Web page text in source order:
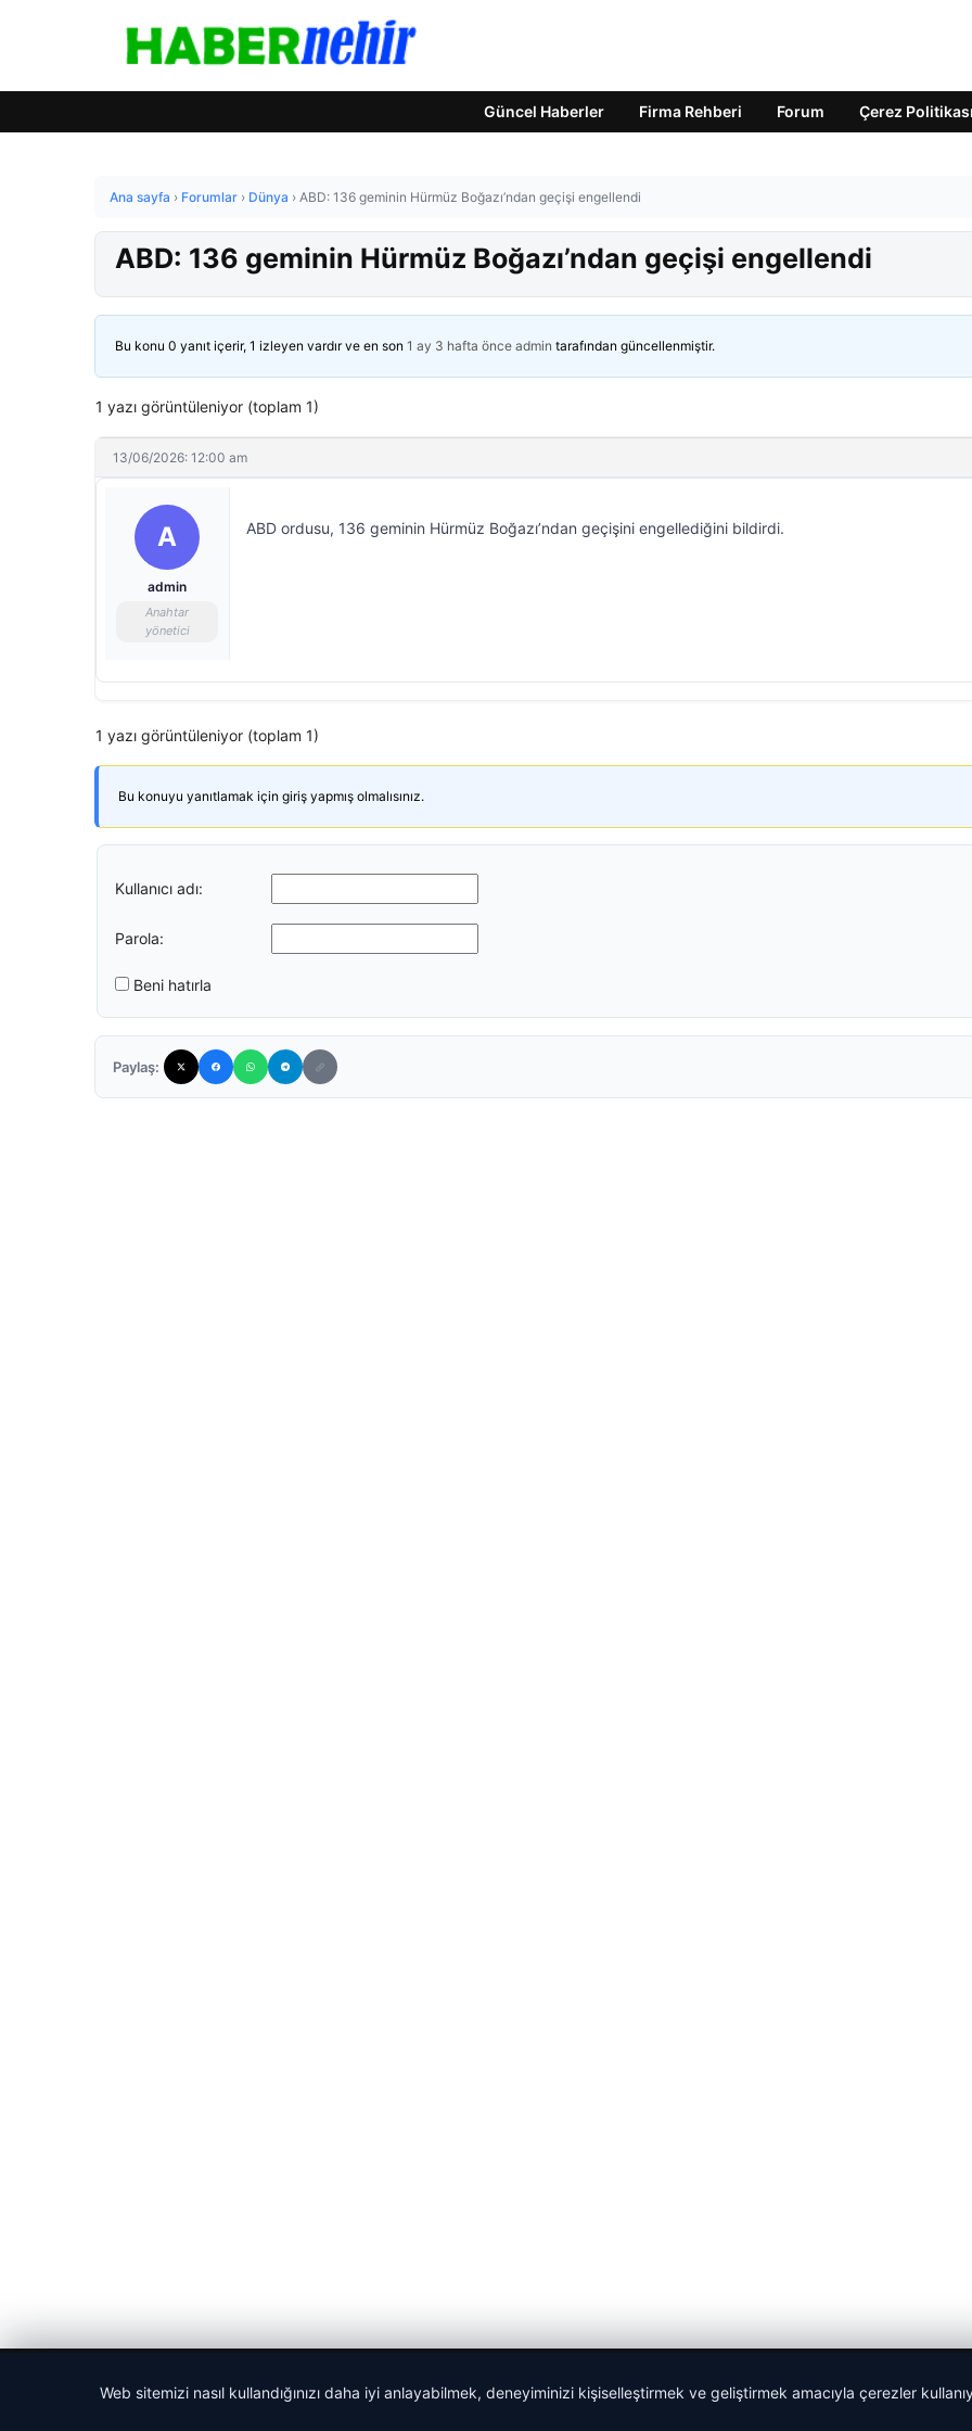
Güncel Haberler Firma Rehberi Forum Çerez Politikası
Ana sayfa › Forumlar › Dünya › ABD: 136 geminin Hürmüz Boğazı’ndan geçişi engellendi
ABD: 136 geminin Hürmüz Boğazı’ndan geçişi engellendi
Bu konu 0 yanıt içerir, 1 izleyen vardır ve en son 1 ay 3 hafta önce admin tarafından güncellenmiştir.
1 yazı görüntüleniyor (toplam 1)
13/06/2026: 12:00 am
A
admin
Anahtar
yönetici
ABD ordusu, 136 geminin Hürmüz Boğazı’ndan geçişini engellediğini bildirdi.
1 yazı görüntüleniyor (toplam 1)
Bu konuyu yanıtlamak için giriş yapmış olmalısınız.
Kullanıcı adı:
Parola:
Beni hatırla
Paylaş:
Web sitemizi nasıl kullandığınızı daha iyi anlayabilmek, deneyiminizi kişiselleştirmek ve geliştirmek amacıyla çerezler